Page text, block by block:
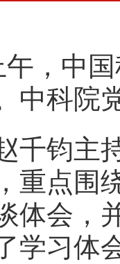
中国
中科院
钧主持
重点围
体会，
学习体